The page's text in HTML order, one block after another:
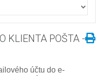
KLIENTA POŠTA -
účtu do e-